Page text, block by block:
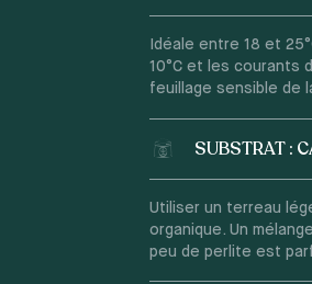
Idéale entre 18 et
10°C et les courants
feuillage sensible de
SUBSTRAT :
Utiliser un terreau
organique. Un
peu de perlite est